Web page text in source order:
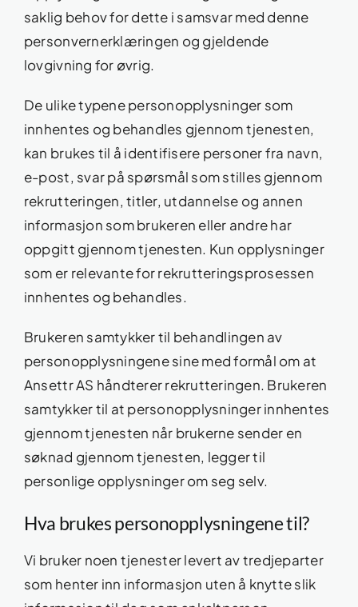
saklig behov for dette i samsvar med denne
personvernerklæringen og gjeldende
lovgivning for øvrig.
De ulike typene personopplysninger som
innhentes og behandles gjennom tjenesten,
kan brukes til å identifisere personer fra navn,
e-post, svar på spørsmål som stilles gjennom
rekrutteringen, titler, utdannelse og annen
informasjon som brukeren eller andre har
oppgitt gjennom tjenesten. Kun opplysninger
som er relevante for rekrutteringsprosessen
innhentes og behandles.
Brukeren samtykker til behandlingen av
personopplysningene sine med formål om at
Ansettr AS håndterer rekrutteringen. Brukeren
samtykker til at personopplysninger innhentes
gjennom tjenesten når brukerne sender en
søknad gjennom tjenesten, legger til
personlige opplysninger om seg selv.
Hva brukes personopplysningene til?
Vi bruker noen tjenester levert av tredjeparter
som henter inn informasjon uten å knytte slik